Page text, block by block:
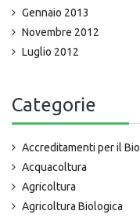
Gennaio 2013
Novembre 2012
Luglio 2012
Categorie
Accreditamenti per il Bio
Acquacoltura
Agricoltura
Agricoltura Biologica